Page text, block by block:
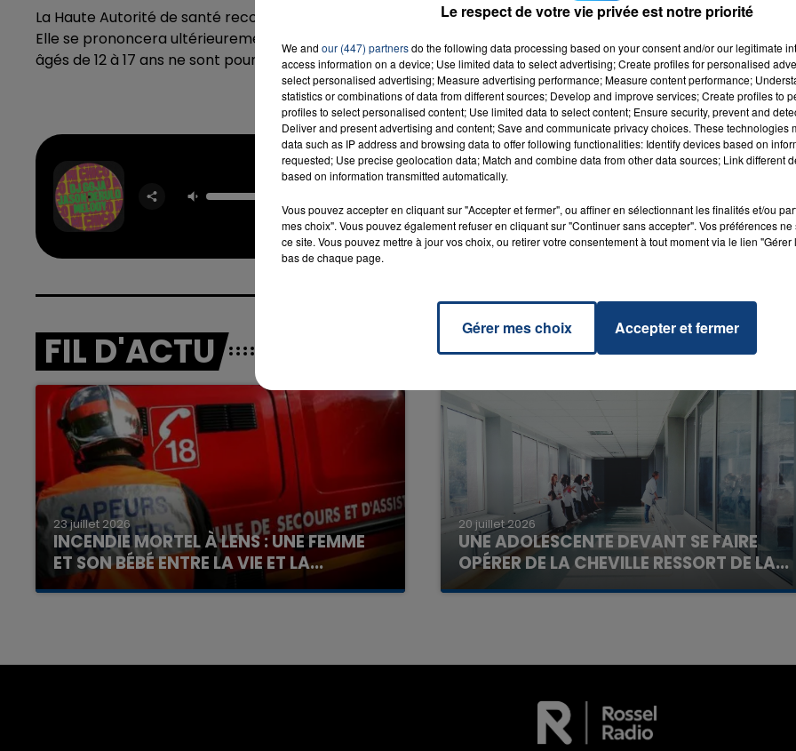
La Haute Autorité de santé recommande également un rappel vaccinal pour les adolescents les plus à risque.
Elle se prononcera ultérieurement sur l'administration de ce rappel à l'ensemble des adolescents. Les mineurs
âgés de 12 à 17 ans ne sont pour le moment pas concernés par le rappel vaccinal.
Mi Chico
DJ GOJA &
DERULO &
MELODY
FIL D'ACTU
23 juillet 2026
INCENDIE MORTEL À LENS : UNE FEMME
ET SON BÉBÉ ENTRE LA VIE ET LA...
Un homme s'est immolé par le feu après avoir
20 juillet 2026
UNE ADOLESCENTE DEVANT SE FAIRE
OPÉRER DE LA CHEVILLE RESSORT DE LA...
La famille a porté plainte contre la clinique qui a
7h00 - 11h00
La Team de l'été
Le respect de votre vie privée est notre priorité
We and our (447) partnersdo the following data processing based on your consent and/or our legitimate
access information on a device; Use limited data to select advertising; Create profiles for personalised
select personalised advertising; Measure advertising performance; Measure content performance;
statistics or combinations of data from different sources; Develop and improve services; Create profiles to
profiles to select personalised content; Use limited data to select content; Ensure security, prevent and
Deliver and present advertising and content; Save and communicate privacy choices. These technologies
data such as IP address and browsing data to offer following functionalities: Identify devices based on
requested; Use precise geolocation data; Match and combine data from other data sources; Link different
based on information transmitted automatically.
Vous pouvez accepter en cliquant sur "Accepter et fermer", ou affiner en sélectionnant les finalités et/ou
mes choix". Vous pouvez également refuser en cliquant sur "Continuer sans accepter". Vos préférences
ce site. Vous pouvez mettre à jour vos choix, ou retirer votre consentement à tout moment via le lien
bas de chaque page.
Gérer mes choix Accepter et fermer